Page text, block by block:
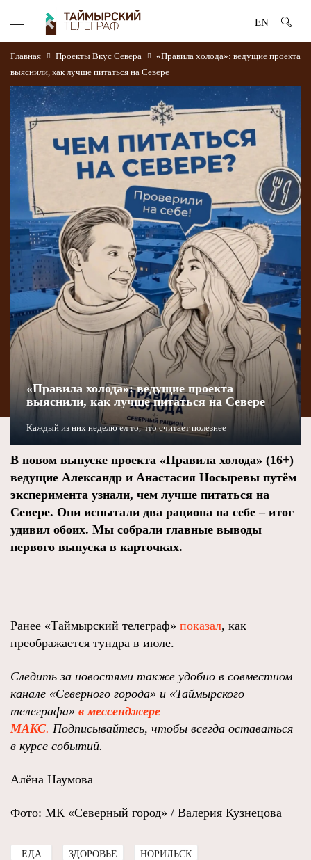
EN
Главная Проекты Вкус Севера
«Правила холода»: ведущие проекта
выяснили, как лучше питаться на Севере
«Правила холода»: ведущие проекта
выяснили, как лучше питаться на Севере
Каждый из них неделю ел то, что считает полезнее
В новом выпуске проекта «Правила холода» (16+)
ведущие Александр и Анастасия Носыревы путём
эксперимента узнали, чем лучше питаться на
Севере. Они испытали два рациона на себе – итог
удивил обоих. Мы собрали главные выводы
первого выпуска в карточках.
Ранее «Таймырский телеграф» показал, как
преображается тундра в июле.
Следить за новостями также удобно в совместном
канале «Северного города» и «Таймырского
телеграфа» в мессенджере
MAКС. Подписывайтесь, чтобы всегда оставаться
в курсе событий.
Алёна Наумова
Фото: МК «Северный город» / Валерия Кузнецова
ЕДА ЗДОРОВЬЕ НОРИЛЬСК